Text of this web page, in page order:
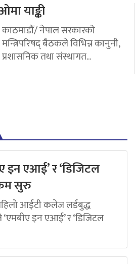
याङ्की
काठमाडौं/ नेपाल सरकारको
मन्त्रिपरिषद् बैठकले विभिन्न कानुनी,
प्रशासनिक तथा संस्थागत...
इन एआई’ र ‘डिजिटल
सुरु
आईटी कलेज लर्डबुद्ध
इन एआई’ र ‘डिजिटल